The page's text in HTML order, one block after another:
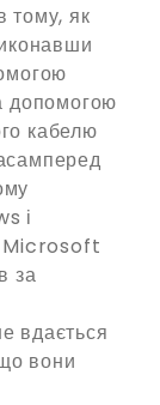
тому, як
допомогою
кабелю
і
Microsoft
за
вдається
вони